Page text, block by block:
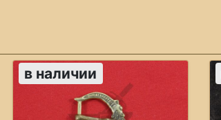
в наличии